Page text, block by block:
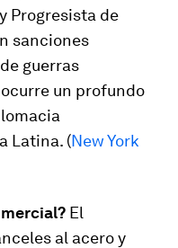
Progresista de
sanciones
guerras
un profundo
Latina. (New York
El
al acero y